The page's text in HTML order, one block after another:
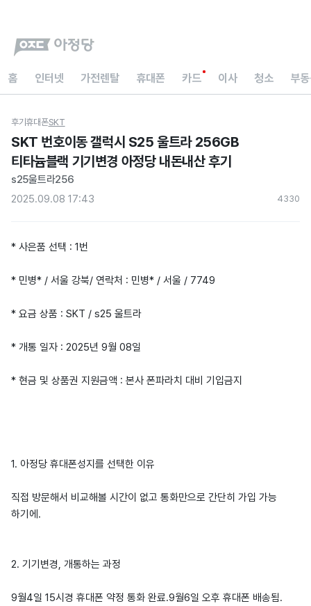
홈 인터넷 가전렌탈 휴대폰 카드 이사 청소 부
후기휴대폰SKT
SKT 번호이동 갤럭시 S25 울트라 256GB
티타늄블랙 기기변경 아정당 내돈내산 후기
s25울트라256
2025.09.08 17:43
4330
* 사은품 선택 : 1번
* 민병* / 서울 강북/ 연락처 : 민병* / 서울 / 7749
* 요금 상품 : SKT / s25 울트라
* 개통 일자 : 2025년 9월 08일
* 현금 및 상품권 지원금액 : 본사 폰파라치 대비 기입금지
1. 아정당 휴대폰성지를 선택한 이유
직접 방문해서 비교해볼 시간이 없고 통화만으로 간단히 가입 가능
하기에.
2. 기기변경, 개통하는 과정
9월4일 15시경 휴대폰 약정 통화 완료.9월6일 오후 휴대폰 배송됨.